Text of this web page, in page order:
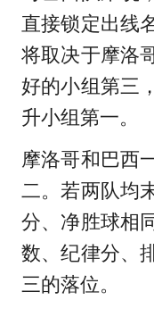
直接锁定出线
将取决于摩洛
好的小组第三
升小组第一。
摩洛哥和巴西
二。若两队均
分、净胜球相
数、纪律分、
三的落位。